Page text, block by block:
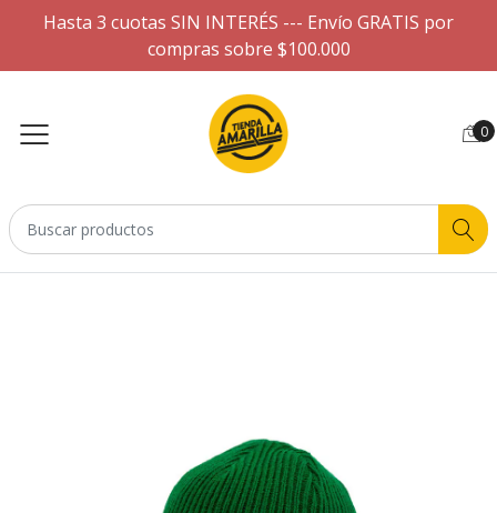
Hasta 3 cuotas SIN INTERÉS --- Envío GRATIS por
compras sobre $100.000
0